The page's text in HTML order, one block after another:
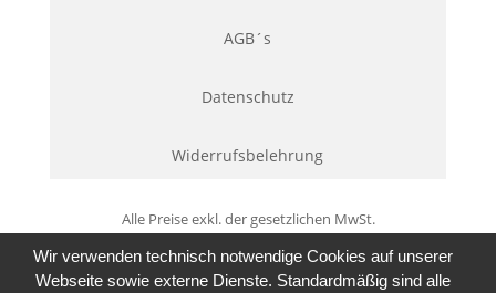
AGB´s
Datenschutz
Widerrufsbelehrung
Alle Preise exkl. der gesetzlichen MwSt.
Wir verwenden technisch notwendige Cookies auf unserer
Webseite sowie externe Dienste. Standardmäßig sind alle